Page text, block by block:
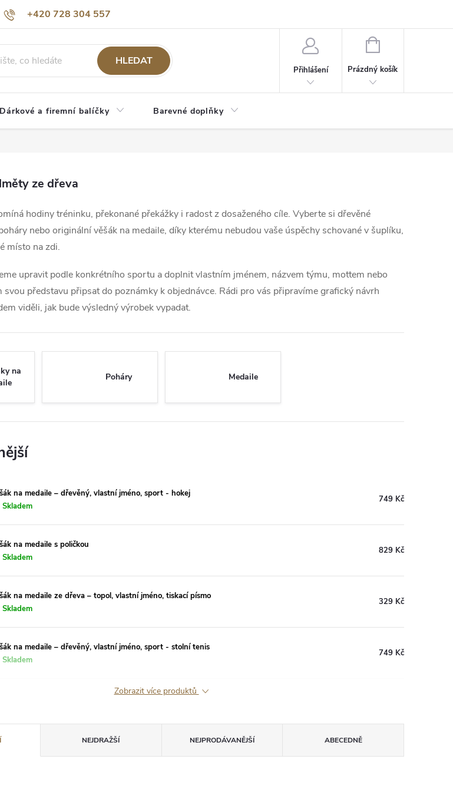
+420 728 304 557
O nás
HLEDAT
Přihlášení
NÁKUPNÍ
Prázdný košík
Dárkové a firemní balíčky Barevné doplňky
ze dřeva
hodiny tréninku, překonané překážky i radost z dosaženého cíle. Vyberte si dřevěné
nebo originální věšák na medaile, díky kterému nebudou vaše úspěchy schované v šuplíku,
místo na zdi.
upravit podle konkrétního sportu a doplnit vlastním jménem, názvem týmu, mottem nebo
představu připsat do poznámky k objednávce. Rádi pro vás připravíme grafický návrh
viděli, jak bude výsledný výrobek vypadat.
na
Poháry Medaile
na medaile – dřevěný, vlastní jméno, sport - hokej
Skladem
749 Kč
na medaile s poličkou
Skladem
829 Kč
na medaile ze dřeva – topol, vlastní jméno, tiskací písmo
Skladem
329 Kč
na medaile – dřevěný, vlastní jméno, sport - stolní tenis
Skladem
749 Kč
Zobrazit více produktů
NEJDRAŽŠÍ NEJPRODÁVANĚJŠÍ ABECEDNĚ